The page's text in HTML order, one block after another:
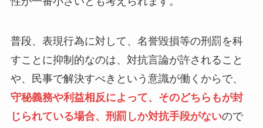
普段、表現行為に対して、名誉毀損等の刑罰を科
すことに抑制的なのは、対抗言論が許されること
や、民事で解決すべきという意識が働くからで、
守秘義務や利益相反によって、そのどちらもが封
じられている場合、刑罰しか対抗手段がないので